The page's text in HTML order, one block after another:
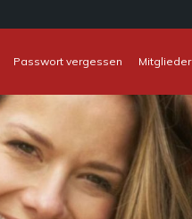
Passwort vergessen Mitglieder